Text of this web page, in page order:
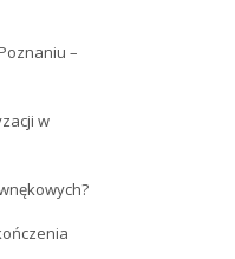
–
w